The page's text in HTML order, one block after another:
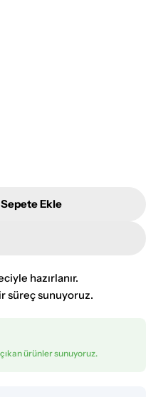
Sarkıt Z 13661
Eskitme Bakır Sarkıt Z
Sepete Ekle
hazırlanır.
süreç sunuyoruz.
ürünler sunuyoruz.